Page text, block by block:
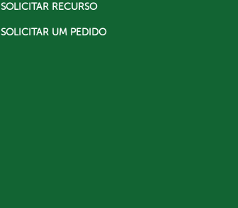
SOLICITAR RECURSO
SOLICITAR UM PEDIDO